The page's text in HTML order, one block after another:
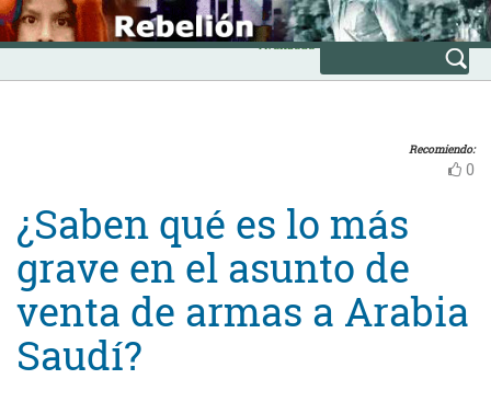
Skip
to
content
INICIO
Avanzada
Recomiendo:
0
¿Saben qué es lo más
grave en el asunto de
venta de armas a Arabia
Saudí?